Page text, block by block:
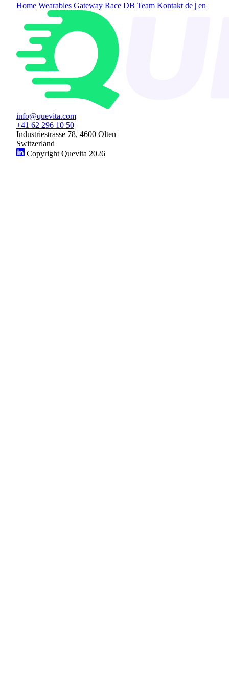
Home Wearables Gateway Race DB Team Kontakt de | en
info@quevita.com
+41 62 296 10 50
Industriestrasse 78, 4600 Olten
Switzerland
Copyright Quevita 2026